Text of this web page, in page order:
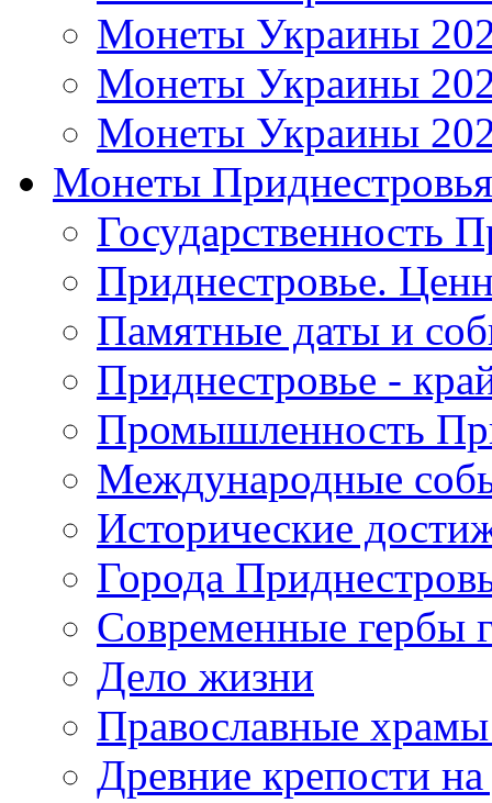
Монеты Украины
Монеты Украины
Монеты Украины
Монеты Приднестровья
Государственность
Приднестровье.
Памятные даты и
Приднестровье -
Промышленность
Международные
Исторические
Города
Современные гербы
Дело жизни
Православные
Древние крепости